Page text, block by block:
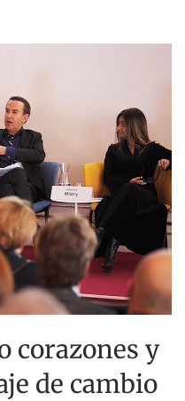
corazones y
de cambio